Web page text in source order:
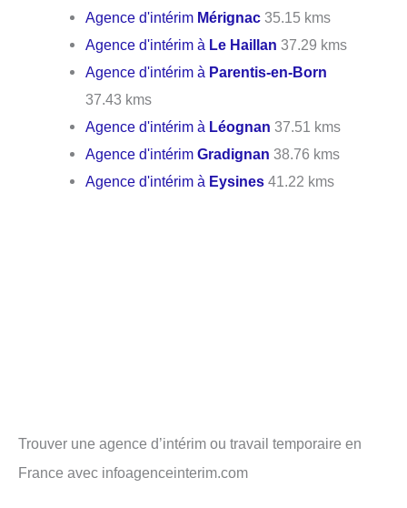
Agence d'intérim Mérignac 35.15 kms
Agence d'intérim à Le Haillan 37.29 kms
Agence d'intérim à Parentis-en-Born
37.43 kms
Agence d'intérim à Léognan 37.51 kms
Agence d'intérimGradignan 38.76 kms
Agence d'intérim à Eysines 41.22 kms
Trouver une agence d’intérim ou travail temporaire en
France avec infoagenceinterim.com